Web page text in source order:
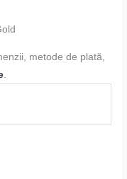
metode de plată,